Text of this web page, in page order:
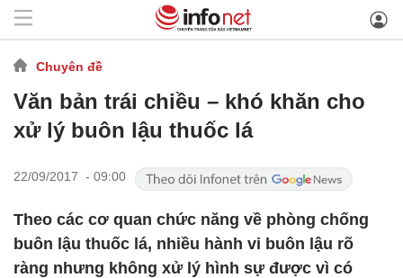
Chuyên đề
Văn bản trái chiều – khó khăn cho
xử lý buôn lậu thuốc lá
22/09/2017 - 09:00
Theo các cơ quan chức năng về phòng chống
buôn lậu thuốc lá, nhiều hành vi buôn lậu rõ
ràng nhưng không xử lý hình sự được vì có